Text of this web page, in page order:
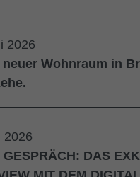
2026
neuer Wohnraum in
2026
GESPRÄCH: DAS